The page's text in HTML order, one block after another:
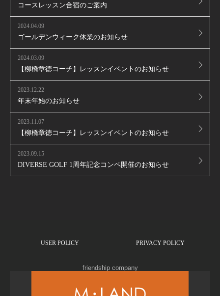
コースレッスン合宿のご案内
2024.04.09
ゴールデンウィーク休業のお知らせ
2024.03.09
【柳橋章徳コーチ】レッスンイベントのお知らせ
2023.12.22
年末年始のお知らせ
2023.11.07
【柳橋章徳コーチ】レッスンイベントのお知らせ
2023.09.15
DIVERSE GOLF 1周年記念コンペ開催のお知らせ
USER POLICY PRIVACY POLICY
friendship company